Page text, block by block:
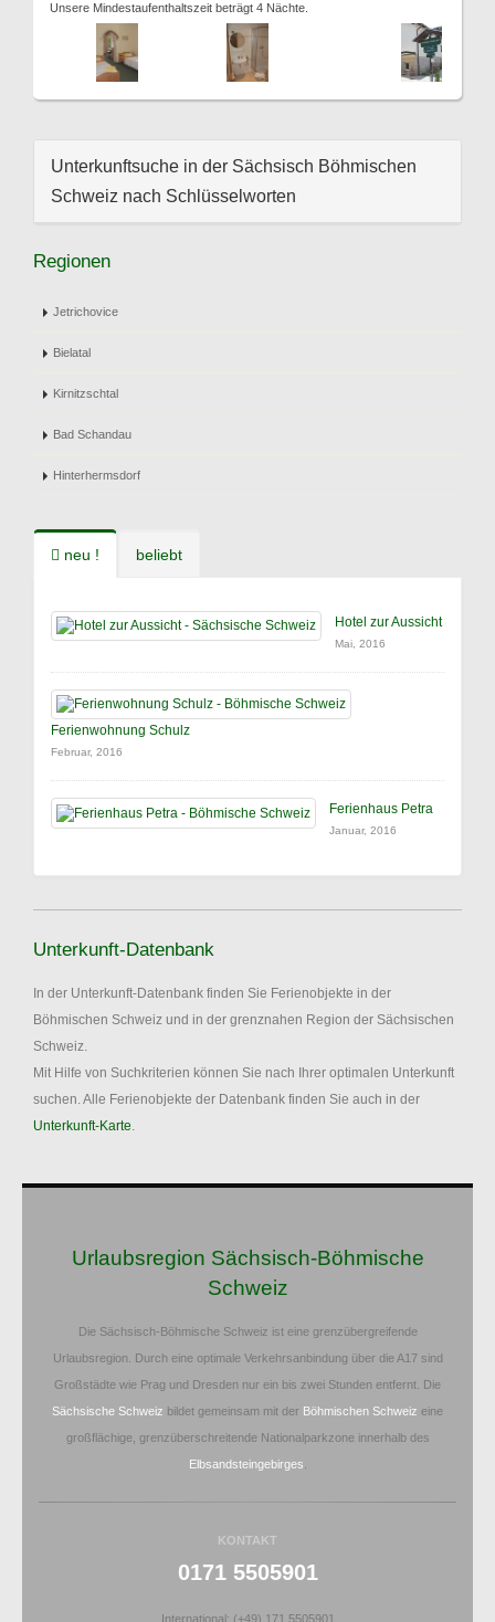
Unsere Mindestaufenthaltszeit beträgt 4 Nächte.
Unterkunftsuche in der Sächsisch Böhmischen
Schweiz nach Schlüsselworten
Regionen
Jetrichovice
Bielatal
Kirnitzschtal
Bad Schandau
Hinterhermsdorf
neu ! beliebt
Hotel zur Aussicht
Mai, 2016
Ferienwohnung Schulz
Februar, 2016
Ferienhaus Petra
Januar, 2016
Unterkunft-Datenbank
In der Unterkunft-Datenbank finden Sie Ferienobjekte in der
Böhmischen Schweiz und in der grenznahen Region der Sächsischen
Schweiz.
Mit Hilfe von Suchkriterien können Sie nach Ihrer optimalen Unterkunft
suchen. Alle Ferienobjekte der Datenbank finden Sie auch in der
Unterkunft-Karte.
Urlaubsregion Sächsisch-Böhmische
Schweiz
Die Sächsisch-Böhmische Schweiz ist eine grenzübergreifende
Urlaubsregion. Durch eine optimale Verkehrsanbindung über die A17 sind
Großstädte wie Prag und Dresden nur ein bis zwei Stunden entfernt. Die
Sächsische Schweiz bildet gemeinsam mit der Böhmischen Schweiz eine
großflächige, grenzüberschreitende Nationalparkzone innerhalb des
Elbsandsteingebirges
KONTAKT
0171 5505901
International: (+49) 171 5505901